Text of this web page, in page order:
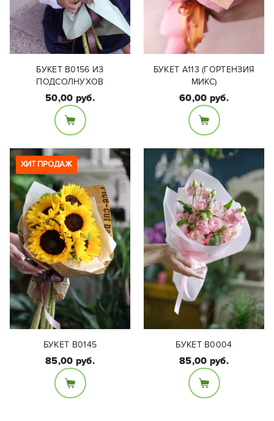
Состав букета:
Подсолнухи 3 шт
БУКЕТ B0156 ИЗ
ПОДСОЛНУХОВ
50,00 руб.
Состав букета:
Гортензия
БУКЕТ A113 (ГОРТЕНЗИЯ
МИКС)
60,00 руб.
ХИТ ПРОДАЖ
БУКЕТ В0145
85,00 руб.
Состав букета:
БУКЕТ B0004
85,00 руб.